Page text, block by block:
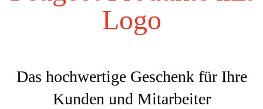
Logo
Das hochwertige Geschenk für Ihre
Kunden und Mitarbeiter